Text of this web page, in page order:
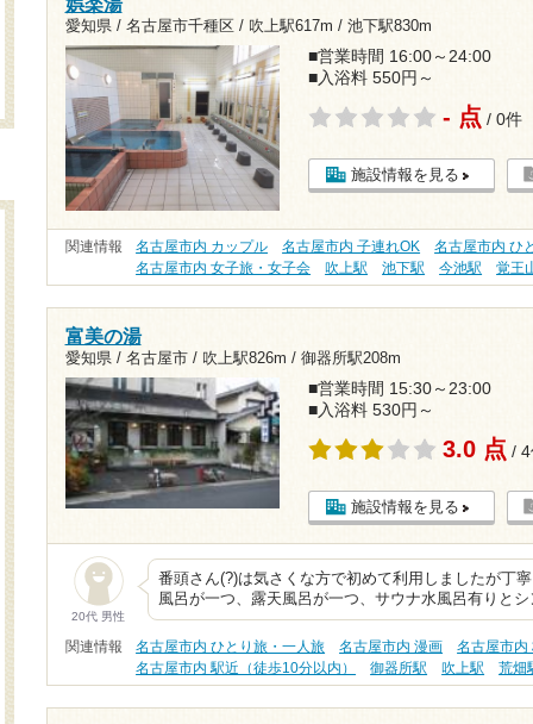
愛知県 / 名古屋市千種区 / 吹上駅617m / 池下駅830m
■営業時間 16:00～24:00
■入浴料 550円～
- 点 / 0件
施設情報を見る
関連情報 名古屋市内 カップル 名古屋市内 子連れOK
名古屋市内 ひ
名古屋市内 女子旅・女子会
吹上駅 池下駅 今池駅 覚王
富美の湯
愛知県 / 名古屋市 / 吹上駅826m / 御器所駅208m
■営業時間 15:30～23:00
■入浴料 530円～
3.0 点 /
施設情報を見る
20代 男性
番頭さん(?)は気さくな方で初めて利用しましたが丁
風呂が一つ、露天風呂が一つ、サウナ水風呂有りと
関連情報 名古屋市内 ひとり旅・一人旅 名古屋市内 漫画
名古屋市内
名古屋市内 駅近（徒歩10分以内）
御器所駅 吹上駅 荒畑